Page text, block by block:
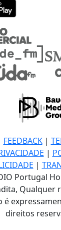
FEEDBACK|
|
|
Portugal
Qualquer
é
direitos